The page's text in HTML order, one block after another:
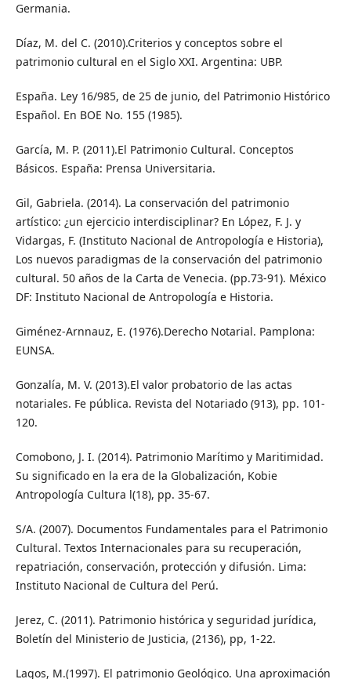
Germania.
Díaz, M. del C. (2010).Criterios y conceptos sobre el
patrimonio cultural en el Siglo XXI. Argentina: UBP.
España. Ley 16/985, de 25 de junio, del Patrimonio Histórico
Español. En BOE No. 155 (1985).
García, M. P. (2011).El Patrimonio Cultural. Conceptos
Básicos. España: Prensa Universitaria.
Gil, Gabriela. (2014). La conservación del patrimonio
artístico: ¿un ejercicio interdisciplinar? En López, F. J. y
Vidargas, F. (Instituto Nacional de Antropología e Historia),
Los nuevos paradigmas de la conservación del patrimonio
cultural. 50 años de la Carta de Venecia. (pp.73-91). México
DF: Instituto Nacional de Antropología e Historia.
Giménez-Arnnauz, E. (1976).Derecho Notarial. Pamplona:
EUNSA.
Gonzalía, M. V. (2013).El valor probatorio de las actas
notariales. Fe pública. Revista del Notariado (913), pp. 101-
120.
Comobono, J. I. (2014). Patrimonio Marítimo y Maritimidad.
Su significado en la era de la Globalización, Kobie
Antropología Cultura l(18), pp. 35-67.
S/A. (2007). Documentos Fundamentales para el Patrimonio
Cultural. Textos Internacionales para su recuperación,
repatriación, conservación, protección y difusión. Lima:
Instituto Nacional de Cultura del Perú.
Jerez, C. (2011). Patrimonio histórica y seguridad jurídica,
Boletín del Ministerio de Justicia, (2136), pp, 1-22.
Lagos, M.(1997). El patrimonio Geológico. Una aproximación